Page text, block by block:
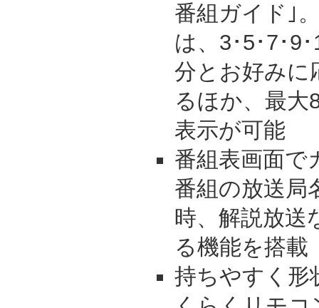
番組ガイド｣
は、3･5･7･9
分とお好みに
るほか、最大
表示が可能
番組表画面で
番組の放送局
時、解説放送
る機能を搭載
持ちやすく形